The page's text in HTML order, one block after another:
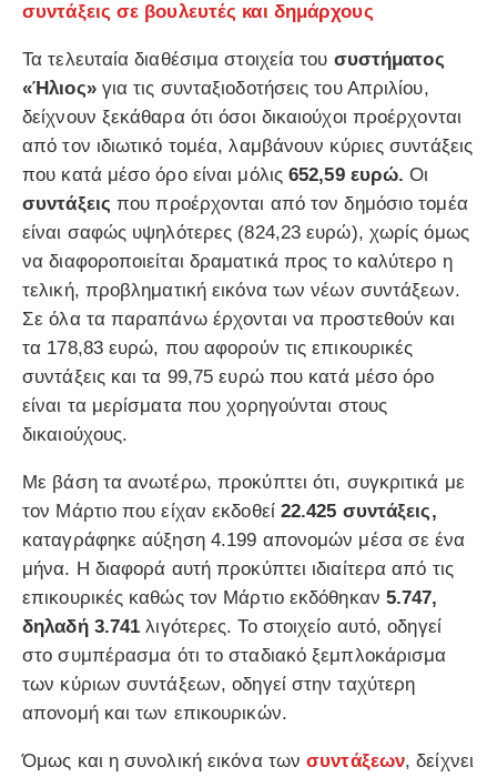
συντάξεις σε βουλευτές και δημάρχους
Τα τελευταία διαθέσιμα στοιχεία του συστήματος
«Ήλιος»για τις συνταξιοδοτήσεις του Απριλίου,
δείχνουν ξεκάθαρα ότι όσοι δικαιούχοι προέρχονται
από τον ιδιωτικό τομέα, λαμβάνουν κύριες συντάξεις
που κατά μέσο όρο είναι μόλις652,59 ευρώ. Οι
συντάξεις που προέρχονται από τον δημόσιο τομέα
είναι σαφώς υψηλότερες (824,23 ευρώ), χωρίς όμως
να διαφοροποιείται δραματικά προς το καλύτερο η
τελική, προβληματική εικόνα των νέων συντάξεων.
Σε όλα τα παραπάνω έρχονται να προστεθούν και
τα 178,83 ευρώ, που αφορούν τις επικουρικές
συντάξεις και τα 99,75 ευρώ που κατά μέσο όρο
είναι τα μερίσματα που χορηγούνται στους
δικαιούχους.
Με βάση τα ανωτέρω, προκύπτει ότι, συγκριτικά με
τον Μάρτιο που είχαν εκδοθεί 22.425 συντάξεις,
καταγράφηκε αύξηση 4.199 απονομών μέσα σε ένα
μήνα. Η διαφορά αυτή προκύπτει ιδιαίτερα από τις
επικουρικές καθώς τον Μάρτιο εκδόθηκαν 5.747,
δηλαδή 3.741 λιγότερες. Το στοιχείο αυτό, οδηγεί
στο συμπέρασμα ότι το σταδιακό ξεμπλοκάρισμα
των κύριων συντάξεων, οδηγεί στην ταχύτερη
απονομή και των επικουρικών.
Όμως και η συνολική εικόνα τωνσυντάξεων, δείχνει